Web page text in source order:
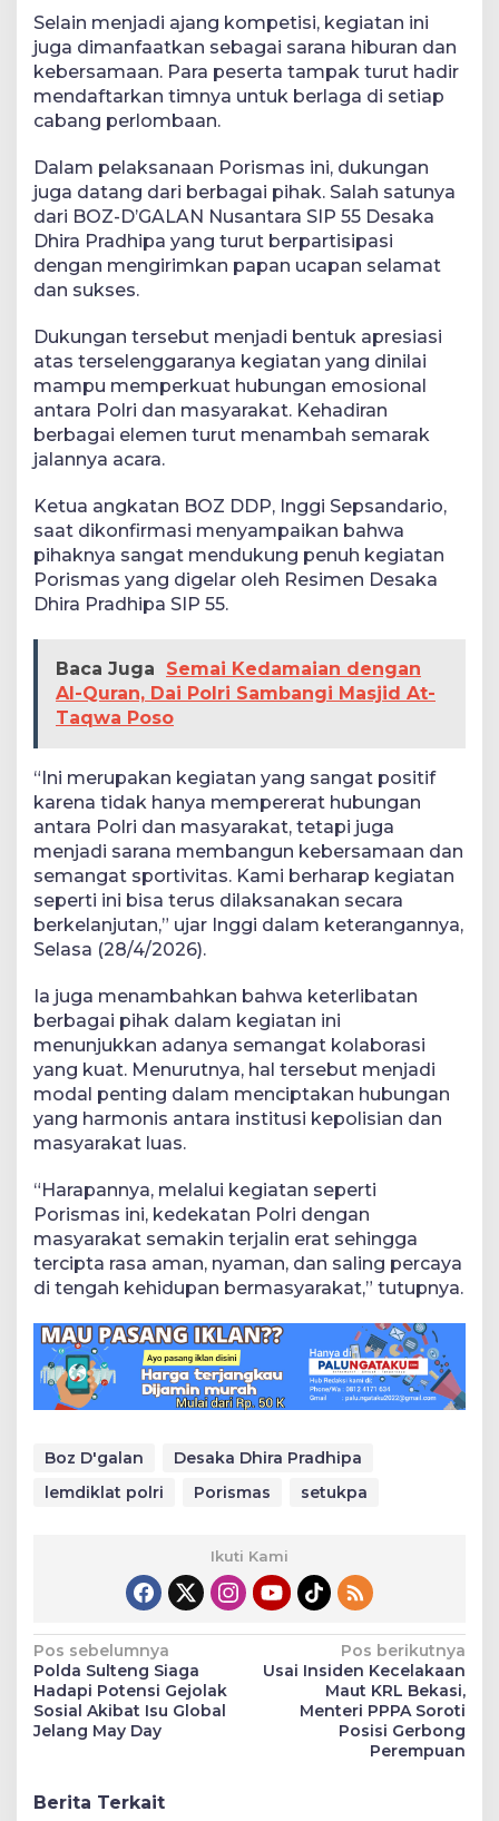
Selain menjadi ajang kompetisi, kegiatan ini
juga dimanfaatkan sebagai sarana hiburan dan
kebersamaan. Para peserta tampak turut hadir
mendaftarkan timnya untuk berlaga di setiap
cabang perlombaan.
Dalam pelaksanaan Porismas ini, dukungan
juga datang dari berbagai pihak. Salah satunya
dari BOZ-D’GALAN Nusantara SIP 55 Desaka
Dhira Pradhipa yang turut berpartisipasi
dengan mengirimkan papan ucapan selamat
dan sukses.
Dukungan tersebut menjadi bentuk apresiasi
atas terselenggaranya kegiatan yang dinilai
mampu memperkuat hubungan emosional
antara Polri dan masyarakat. Kehadiran
berbagai elemen turut menambah semarak
jalannya acara.
Ketua angkatan BOZ DDP, Inggi Sepsandario,
saat dikonfirmasi menyampaikan bahwa
pihaknya sangat mendukung penuh kegiatan
Porismas yang digelar oleh Resimen Desaka
Dhira Pradhipa SIP 55.
Baca Juga
Semai Kedamaian dengan
Al-Quran, Dai Polri Sambangi Masjid At-
Taqwa Poso
“Ini merupakan kegiatan yang sangat positif
karena tidak hanya mempererat hubungan
antara Polri dan masyarakat, tetapi juga
menjadi sarana membangun kebersamaan dan
semangat sportivitas. Kami berharap kegiatan
seperti ini bisa terus dilaksanakan secara
berkelanjutan,” ujar Inggi dalam keterangannya,
Selasa (28/4/2026).
Ia juga menambahkan bahwa keterlibatan
berbagai pihak dalam kegiatan ini
menunjukkan adanya semangat kolaborasi
yang kuat. Menurutnya, hal tersebut menjadi
modal penting dalam menciptakan hubungan
yang harmonis antara institusi kepolisian dan
masyarakat luas.
“Harapannya, melalui kegiatan seperti
Porismas ini, kedekatan Polri dengan
masyarakat semakin terjalin erat sehingga
tercipta rasa aman, nyaman, dan saling percaya
di tengah kehidupan bermasyarakat,” tutupnya.
Boz D'galan
Desaka Dhira Pradhipa
lemdiklat polri
Porismas setukpa
Ikuti Kami
Navigasi
pos
Pos sebelumnya
Polda Sulteng Siaga
Hadapi Potensi Gejolak
Sosial Akibat Isu Global
Jelang May Day
Pos berikutnya
Usai Insiden Kecelakaan
Maut KRL Bekasi,
Menteri PPPA Soroti
Posisi Gerbong
Perempuan
Berita Terkait